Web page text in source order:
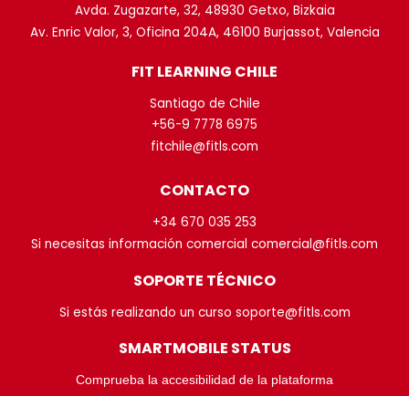
Avda. Zugazarte, 32, 48930 Getxo, Bizkaia
Av. Enric Valor, 3, Oficina 204A, 46100 Burjassot, Valencia
FIT LEARNING CHILE
Santiago de Chile
+56-9 7778 6975
fitchile@fitls.com
CONTACTO
+34 670 035 253
Si necesitas información comercial comercial@fitls.com
SOPORTE TÉCNICO
Si estás realizando un curso soporte@fitls.com
SMARTMOBILE STATUS
Comprueba la accesibilidad de la plataforma